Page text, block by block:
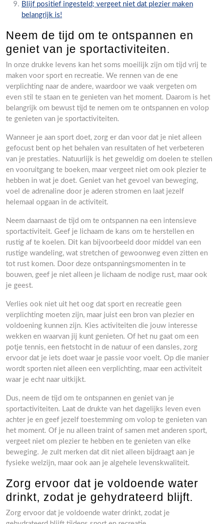
Blijf positief ingesteld; vergeet niet dat plezier maken
belangrijk is!
Neem de tijd om te ontspannen en
geniet van je sportactiviteiten.
In onze drukke levens kan het soms moeilijk zijn om tijd vrij te
maken voor sport en recreatie. We rennen van de ene
verplichting naar de andere, waardoor we vaak vergeten om
even stil te staan en te genieten van het moment. Daarom is het
belangrijk om bewust tijd te nemen om te ontspannen en volop
te genieten van je sportactiviteiten.
Wanneer je aan sport doet, zorg er dan voor dat je niet alleen
gefocust bent op het behalen van resultaten of het verbeteren
van je prestaties. Natuurlijk is het geweldig om doelen te stellen
en vooruitgang te boeken, maar vergeet niet om ook plezier te
hebben in wat je doet. Geniet van het gevoel van beweging,
voel de adrenaline door je aderen stromen en laat jezelf
helemaal opgaan in de activiteit.
Neem daarnaast de tijd om te ontspannen na een intensieve
sportactiviteit. Geef je lichaam de kans om te herstellen en
rustig af te koelen. Dit kan bijvoorbeeld door middel van een
rustige wandeling, wat stretchen of gewoonweg even zitten en
tot rust komen. Door deze ontspanningsmomenten in te
bouwen, geef je niet alleen je lichaam de nodige rust, maar ook
je geest.
Verlies ook niet uit het oog dat sport en recreatie geen
verplichting moeten zijn, maar juist een bron van plezier en
voldoening kunnen zijn. Kies activiteiten die jouw interesse
wekken en waarvan jij kunt genieten. Of het nu gaat om een
potje tennis, een fietstocht in de natuur of een dansles, zorg
ervoor dat je iets doet waar je passie voor voelt. Op die manier
wordt sporten niet alleen een verplichting, maar een activiteit
waar je echt naar uitkijkt.
Dus, neem de tijd om te ontspannen en geniet van je
sportactiviteiten. Laat de drukte van het dagelijks leven even
achter je en geef jezelf toestemming om volop te genieten van
het moment. Of je nu alleen traint of samen met anderen sport,
vergeet niet om plezier te hebben en te genieten van elke
beweging. Je zult merken dat dit niet alleen bijdraagt aan je
fysieke welzijn, maar ook aan je algehele levenskwaliteit.
Zorg ervoor dat je voldoende water
drinkt, zodat je gehydrateerd blijft.
Zorg ervoor dat je voldoende water drinkt, zodat je